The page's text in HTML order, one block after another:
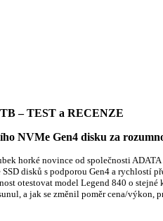
– TEST a RECENZE
disku za rozumnou
horké novince od společnosti
disků s podporou Gen4 a rychlostí
otestovat model Legend 840 o
a jak se změnil poměr cena/výkon,